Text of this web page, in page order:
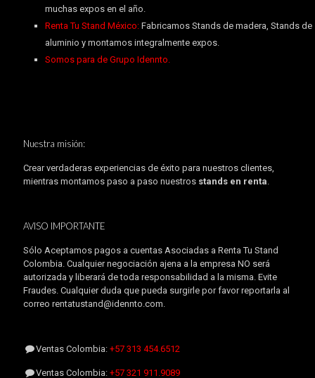
muchas expos en el año.
Renta Tu Stand México:Fabricamos Stands de madera, Stands de
aluminio y montamos integralmente expos.
Somos para de Grupo Idennto.
Nuestra misión:
Crear verdaderas experiencias de éxito para nuestros clientes,
mientras montamos paso a paso nuestros stands en renta
AVISO IMPORTANTE
Sólo Aceptamos pagos a cuentas Asociadas a Renta Tu Stand
Colombia. Cualquier negociación ajena a la empresa NO será
autorizada y liberará de toda responsabilidad a la misma. Evite
Fraudes. Cualquier duda que pueda surgirle por favor reportarla al
correo rentatustand@idennto.com.
Ventas Colombia:+57 313 454.6512
Ventas Colombia:+57 321 911.9089